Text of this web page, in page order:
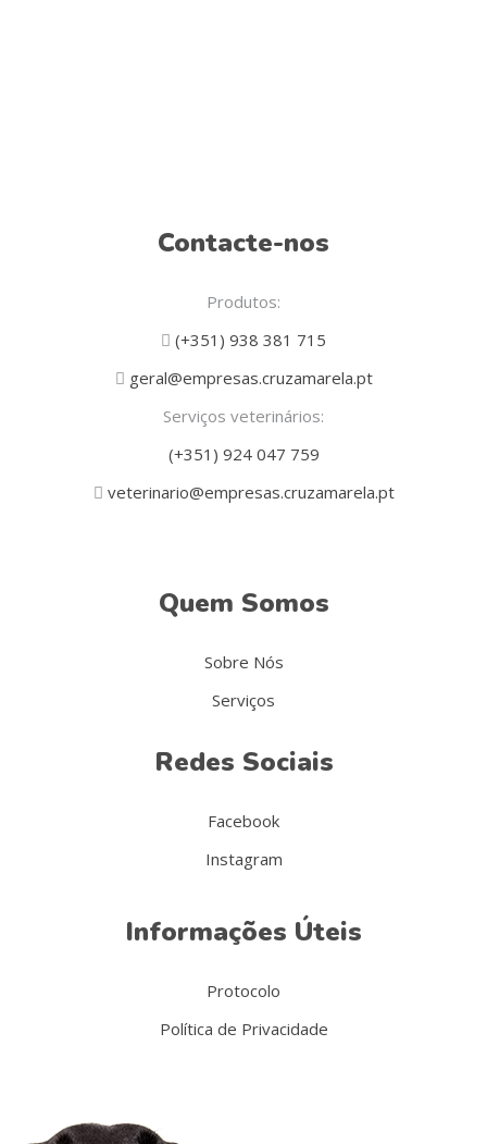
Contacte-nos
Produtos:
(+351) 938 381 715
geral@empresas.cruzamarela.pt
Serviços veterinários:
(+351) 924 047 759
veterinario@empresas.cruzamarela.pt
Quem Somos
Sobre Nós
Serviços
Redes Sociais
Facebook
Instagram
Informações Úteis
Protocolo
Política de Privacidade